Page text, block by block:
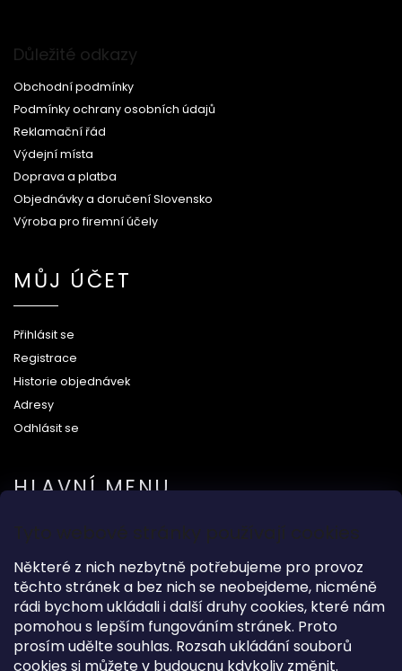
Tyto webové stránky používají cookies
Některé z nich nezbytně potřebujeme pro provoz
těchto stránek a bez nich se neobejdeme, nicméně
rádi bychom ukládali i další druhy cookies, které nám
pomohou s lepším fungováním stránek. Proto
prosím udělte souhlas. Rozsah ukládání souborů
cookies si můžete v budoucnu kdykoliv změnit.
Důležité odkazy
Obchodní podmínky
Podmínky ochrany osobních údajů
Reklamační řád
Výdejní místa
Doprava a platba
Objednávky a doručení Slovensko
Výroba pro firemní účely
MŮJ ÚČET
Přihlásit se
Registrace
Historie objednávek
Adresy
Odhlásit se
HLAVNÍ MENU
Na svatbu
Dárkové předměty
Módní doplňky
O nás